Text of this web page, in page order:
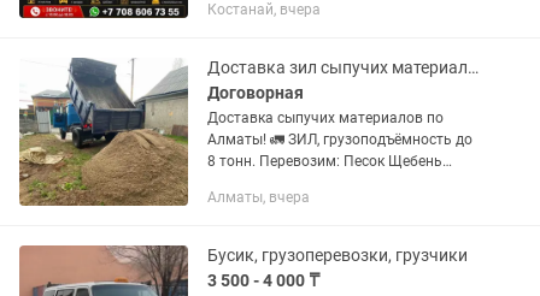
цветовая гамма: красный, жёлтый,
Строительные...
Костанай, вчера
Доставка зил сыпучих материалов сникерс пгс песок бархан отсев
Договорная
Доставка сыпучих материалов по
Алматы! 🚛 ЗИЛ, грузоподъёмность до
8 тонн. Перевозим: Песок Щебень
Строительный мусор ✅ Быстрая
Алматы, вчера
Бусик, грузоперевозки, грузчики
3 500 - 4 000 ₸